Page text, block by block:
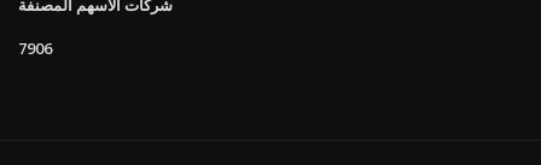
شركات الأسهم المصنفة
7906